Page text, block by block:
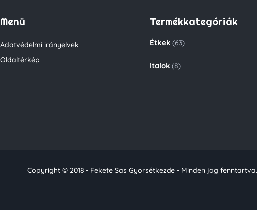
Menü
Adatvédelmi irányelvek
Oldaltérkép
Termékkategóriák
Étkek (63)
Italok (8)
Copyright © 2018 - Fekete Sas Gyorsétkezde - Minden jog fenntartva.